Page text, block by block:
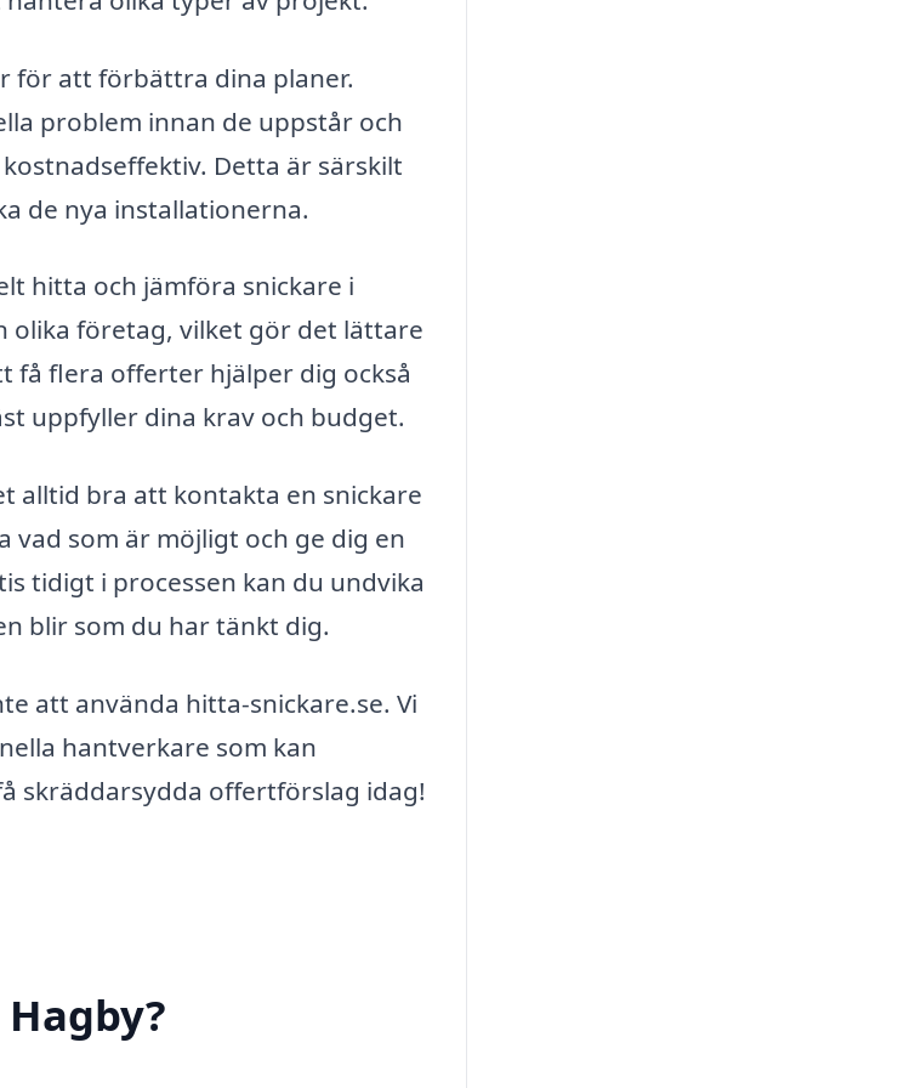
för att förbättra dina planer.
problem innan de uppstår och
Detta är särskilt
de nya installationerna.
hitta och jämföra snickare i
olika företag, vilket gör det lättare
flera offerter hjälper dig också
uppfyller dina krav och budget.
alltid bra att kontakta en snickare
vad som är möjligt och ge dig en
tidigt i processen kan du undvika
blir som du har tänkt dig.
att använda hitta-snickare.se. Vi
hantverkare som kan
skräddarsydda offertförslag idag!